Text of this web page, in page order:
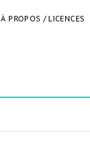
À PROPOS / LICENCES